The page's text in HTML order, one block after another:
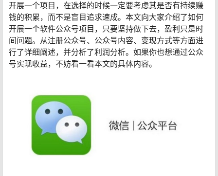
开展一个项目，在选择的时候一定要考虑其是否有持续赚
钱的积累，而不是盲目追求速成。本文向大家介绍了如何
开展一个软件公众号项目，只要坚持做下去，盈利只是时
间问题。从注册公众号、公众号内容、变现方式等方面进
行了详细阐述，并分析了利润分析。如果你也想通过公众
号实现收益，不妨看一看本文的具体内容。